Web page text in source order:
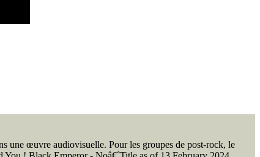
une œuvre audiovisuelle. Pour les groupes de post-rock, le